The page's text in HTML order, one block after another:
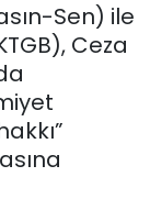
Sen) ile
Ceza